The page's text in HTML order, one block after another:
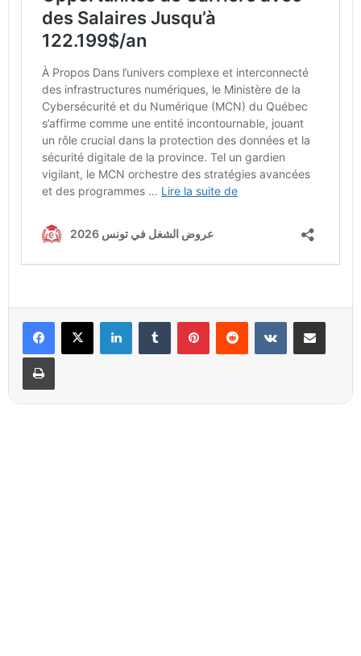
LinkedinTumblr PinterestReddit VKontaktePartager par email
Imprimer